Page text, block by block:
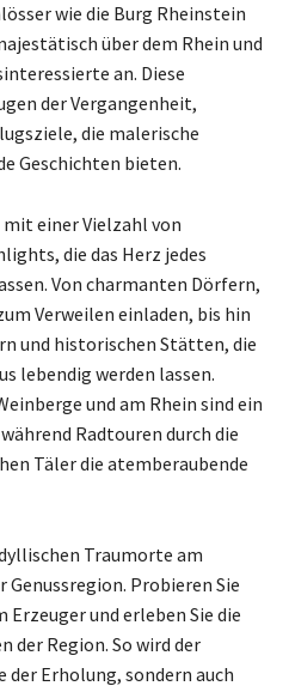
wie die Burg Rheinstein
über dem Rhein und
an. Diese
der Vergangenheit,
die malerische
Geschichten bieten.
einer Vielzahl von
die das Herz jedes
Von charmanten Dörfern,
Verweilen einladen, bis hin
und historischen Stätten, die
lebendig werden lassen.
und am Rhein sind ein
Radtouren durch die
Täler die atemberaubende
Traumorte am
Genussregion. Probieren Sie
und erleben Sie die
der Region. So wird der
der Erholung, sondern auch